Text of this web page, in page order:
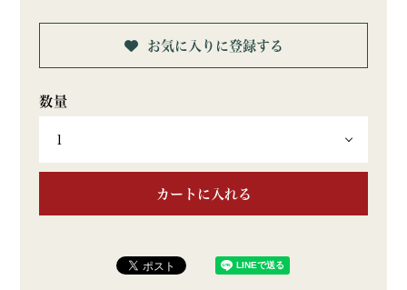
お気に入りに登録する
カートに入れる